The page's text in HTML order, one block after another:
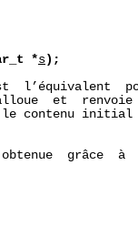
*s );
l’équivalent
et  renvoie
contenu
obtenue  grâce